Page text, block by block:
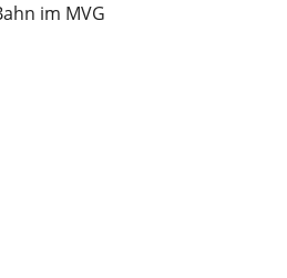
im MVG